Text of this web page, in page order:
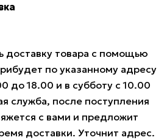
доставку товара с помощью
по указанному адресу
до 18.00 и в субботу с 10.00
служба, после поступления
с вами и предложит
доставки. Уточнит адрес.